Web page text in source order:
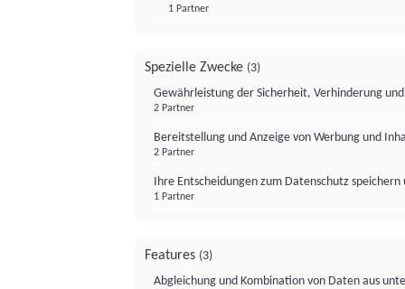
1 Partner
Spezielle Zwecke (3)
Gewährleistung der Sicherheit, Verhinderung
2 Partner
Bereitstellung und Anzeige von Werbung und
2 Partner
Ihre Entscheidungen zum Datenschutz
1 Partner
Features (3)
Abgleichung und Kombination von Daten aus